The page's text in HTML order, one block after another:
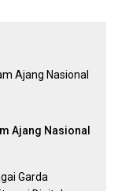
Ajang Nasional